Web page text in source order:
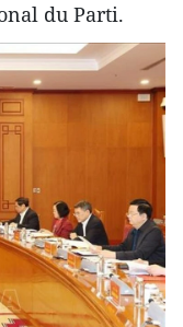
du Parti.